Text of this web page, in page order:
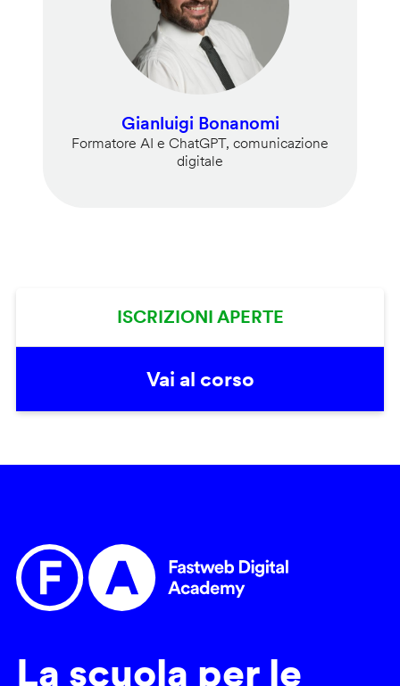
Gianluigi Bonanomi
Formatore AI e ChatGPT, comunicazione
digitale
ISCRIZIONI APERTE
Vai al corso
La scuola per le